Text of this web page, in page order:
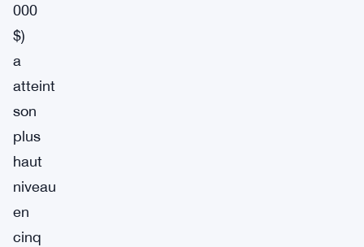
000
$)
a
atteint
son
plus
haut
niveau
en
cinq